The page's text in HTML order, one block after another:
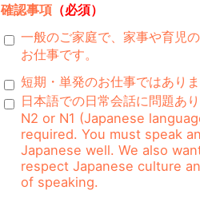
確認事項 （必須）
一般のご家庭で、家事や育児
お仕事です。
短期・単発のお仕事ではありま
日本語での日常会話に問題あ
N2 or N1 (Japanese
required. You must speak
Japanese well. We also
respect Japanese culture
of speaking.